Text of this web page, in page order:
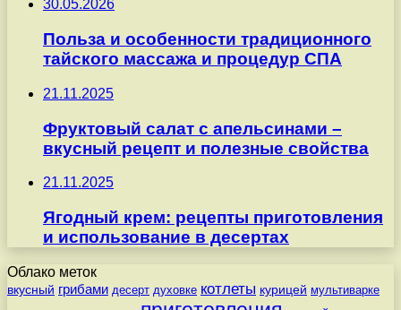
30.05.2026
Польза и особенности традиционного
тайского массажа и процедур СПА
21.11.2025
Фруктовый салат с апельсинами –
вкусный рецепт и полезные свойства
21.11.2025
Ягодный крем: рецепты приготовления
и использование в десертах
Облако меток
вкусный грибами десерт духовке котлеты курицей мультиварке